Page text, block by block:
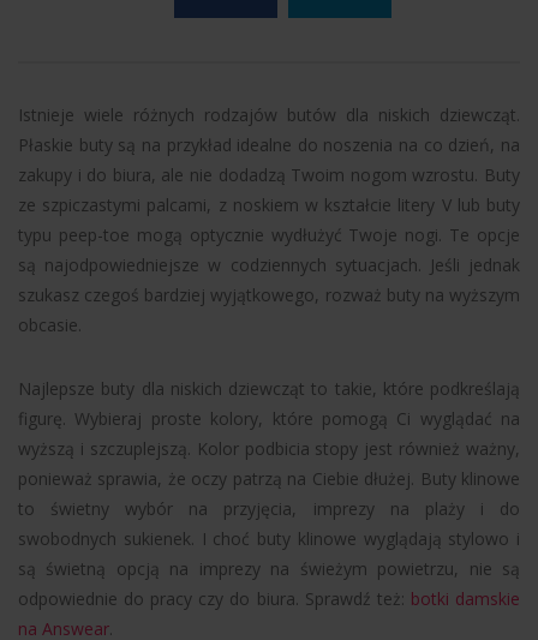
Istnieje wiele różnych rodzajów butów dla niskich dziewcząt.
Płaskie buty są na przykład idealne do noszenia na co dzień, na
zakupy i do biura, ale nie dodadzą Twoim nogom wzrostu. Buty
ze szpiczastymi palcami, z noskiem w kształcie litery V lub buty
typu peep-toe mogą optycznie wydłużyć Twoje nogi. Te opcje
są najodpowiedniejsze w codziennych sytuacjach. Jeśli jednak
szukasz czegoś bardziej wyjątkowego, rozważ buty na wyższym
obcasie.
Najlepsze buty dla niskich dziewcząt to takie, które podkreślają
figurę. Wybieraj proste kolory, które pomogą Ci wyglądać na
wyższą i szczuplejszą. Kolor podbicia stopy jest również ważny,
ponieważ sprawia, że oczy patrzą na Ciebie dłużej. Buty klinowe
to świetny wybór na przyjęcia, imprezy na plaży i do
swobodnych sukienek. I choć buty klinowe wyglądają stylowo i
są świetną opcją na imprezy na świeżym powietrzu, nie są
odpowiednie do pracy czy do biura. Sprawdź też: botki damskie
na Answear.